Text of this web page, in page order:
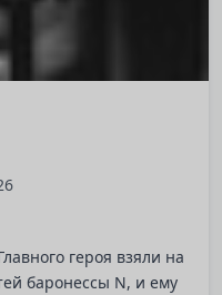
героя взяли на
баронессы N, и ему